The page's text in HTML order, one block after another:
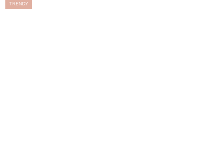
TRENDY